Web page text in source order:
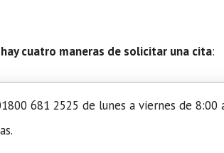
hay cuatro maneras de solicitar una cita:
681 2525 de lunes a viernes de 8:00